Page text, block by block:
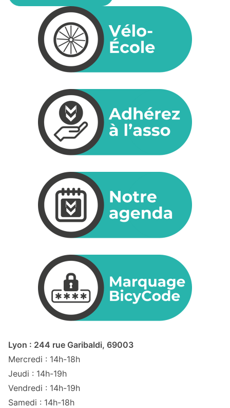
Lyon : 244 rue Garibaldi, 69003
Mercredi : 14h-18h
Jeudi : 14h-19h
Vendredi : 14h-19h
Samedi : 14h-18h